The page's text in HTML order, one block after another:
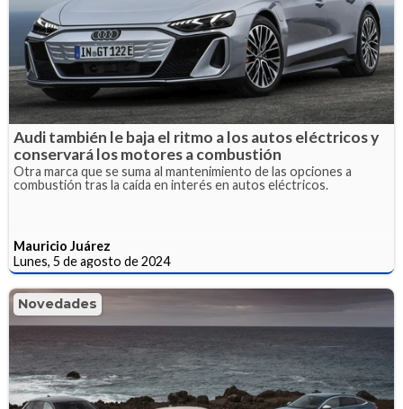
Audi también le baja el ritmo a los autos eléctricos y
conservará los motores a combustión
Otra marca que se suma al mantenimiento de las opciones a
combustión tras la caída en interés en autos eléctricos.
Mauricio Juárez
Lunes, 5 de agosto de 2024
Novedades